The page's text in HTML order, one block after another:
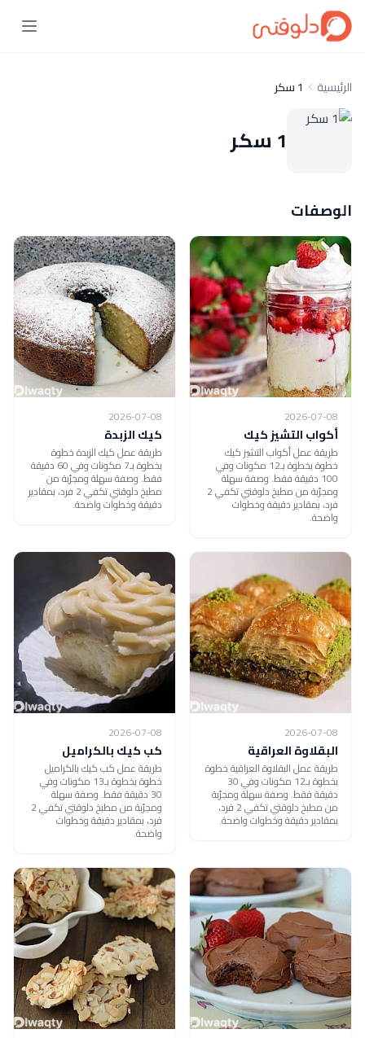
الرئيسية 1 سكر
1 سكر
الوصفات
2026-07-08
أكواب التشيز كيك
طريقة عمل أكواب التشيز كيك
خطوة بخطوة بـ12 مكونات وفي
100 دقيقة فقط. وصفة سهلة
ومجرّبة من مطبخ دلوقتي تكفي 2
فرد، بمقادير دقيقة وخطوات
واضحة.
2026-07-08
كيك الزبدة
طريقة عمل كيك الزبدة خطوة
بخطوة بـ7 مكونات وفي 60 دقيقة
فقط. وصفة سهلة ومجرّبة من
مطبخ دلوقتي تكفي 2 فرد، بمقادير
دقيقة وخطوات واضحة.
2026-07-08
البقلاوة العراقية
طريقة عمل البقلاوة العراقية خطوة
بخطوة بـ12 مكونات وفي 30
دقيقة فقط. وصفة سهلة ومجرّبة
من مطبخ دلوقتي تكفي 2 فرد،
بمقادير دقيقة وخطوات واضحة.
2026-07-08
كب كيك بالكراميل
طريقة عمل كب كيك بالكراميل
خطوة بخطوة بـ13 مكونات وفي
30 دقيقة فقط. وصفة سهلة
ومجرّبة من مطبخ دلوقتي تكفي 2
فرد، بمقادير دقيقة وخطوات
واضحة.